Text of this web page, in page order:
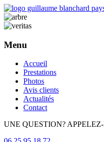
Menu
Aller
contenu
principal
Accueil
Prestations
Photos
Avis clients
Actualités
Contact
UNE QUESTION?